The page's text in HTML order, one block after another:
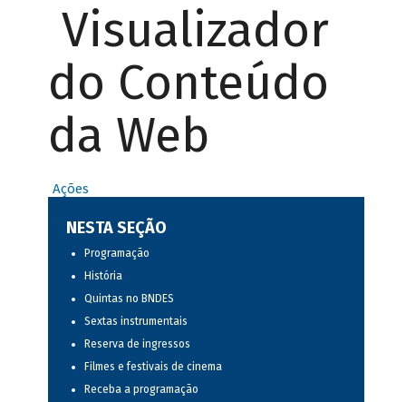
Visualizador
do Conteúdo
da Web
Ações
NESTA SEÇÃO
Programação
História
Quintas no BNDES
Sextas instrumentais
Reserva de ingressos
Filmes e festivais de cinema
Receba a programação